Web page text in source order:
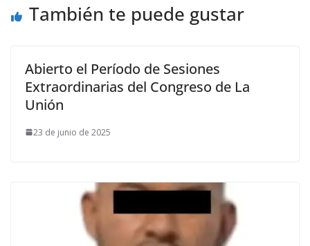
También te puede gustar
Abierto el Período de Sesiones
Extraordinarias del Congreso de La
Unión
23 de junio de 2025